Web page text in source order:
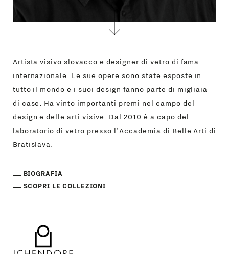
Artista visivo slovacco e designer di vetro di fama
internazionale. Le sue opere sono state esposte in
tutto il mondo e i suoi design fanno parte di migliaia
di case. Ha vinto importanti premi nel campo del
design e delle arti visive. Dal 2010 è a capo del
laboratorio di vetro presso l'Accademia di Belle Arti di
Bratislava.
BIOGRAFIA
SCOPRI LE COLLEZIONI